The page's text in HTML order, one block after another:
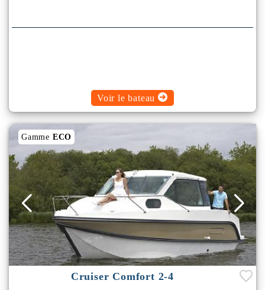
Voir le bateau
Gamme ECO
Cruiser Comfort 2-4